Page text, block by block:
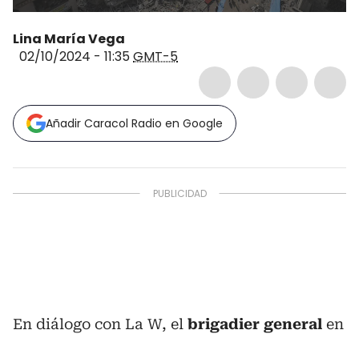
Lina María Vega
02/10/2024 - 11:35GMT-5
Añadir Caracol Radio en Google
En diálogo con La W, el brigadier general en